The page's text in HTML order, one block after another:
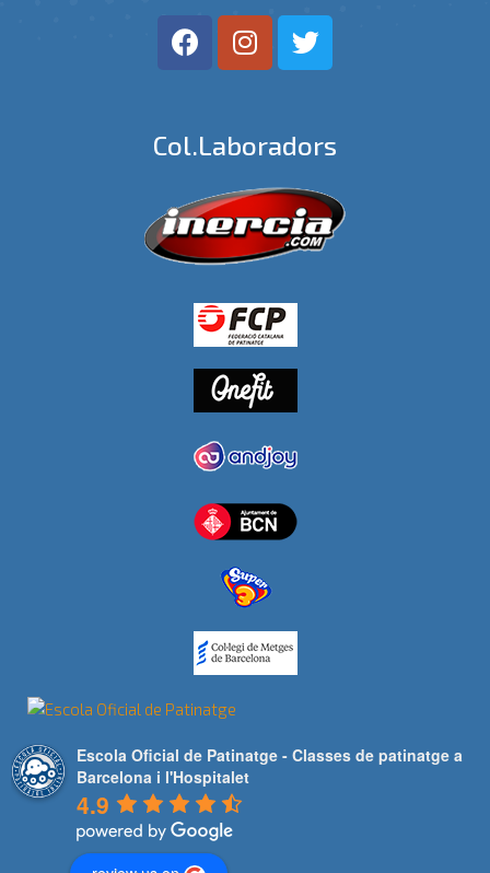
Col.laboradors
Escola Oficial de Patinatge - Classes de patinatge a
Barcelona i l'Hospitalet
4.9